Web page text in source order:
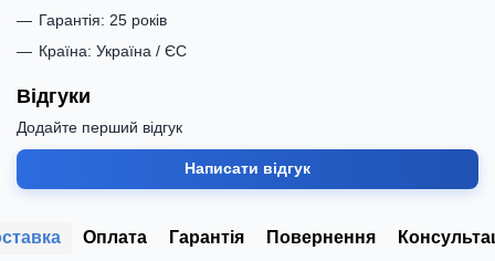
Гарантія: 25 років
Країна: Україна / ЄС
Відгуки
Додайте перший відгук
Написати відгук
Оплата Гарантія Повернення